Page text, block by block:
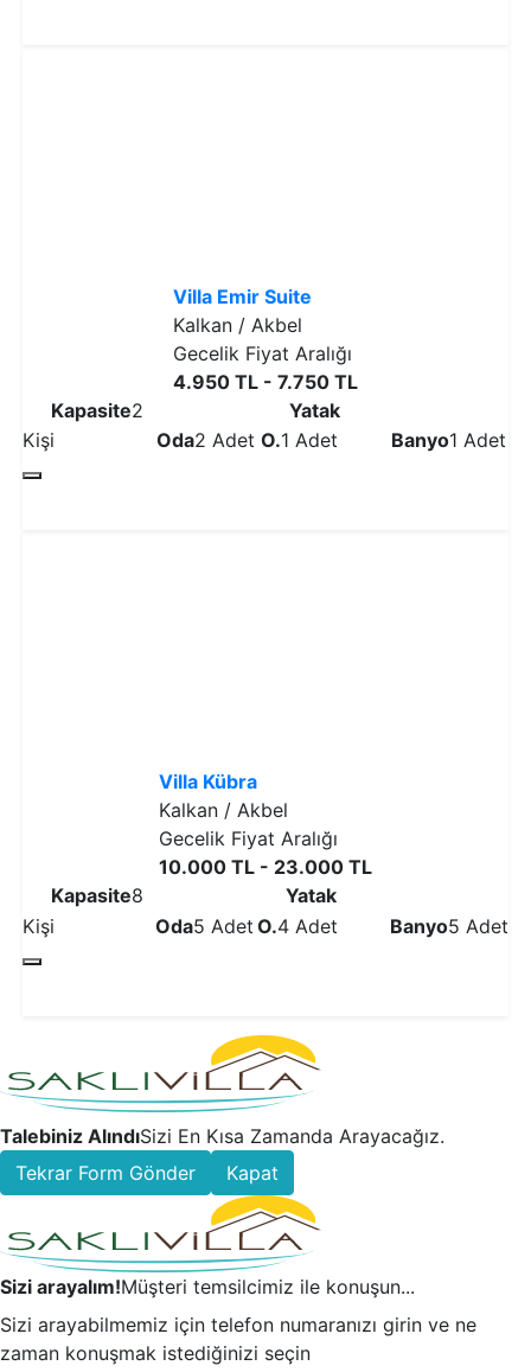
Villa Emir Suite
Kalkan / Akbel
Gecelik Fiyat Aralığı
4.950 TL - 7.750 TL
Kapasite2
Kişi
Oda2 Adet
Yatak
O.1 Adet Banyo1 Adet
Villa Kübra
Kalkan / Akbel
Gecelik Fiyat Aralığı
10.000 TL - 23.000 TL
Kapasite8
Kişi
Oda5 Adet
Yatak
O.4 Adet Banyo5 Adet
Talebiniz AlındıSizi En Kısa Zamanda Arayacağız.
Tekrar Form Gönder
Kapat
Sizi arayalım!Müşteri temsilcimiz ile konuşun...
Sizi arayabilmemiz için telefon numaranızı girin ve ne
zaman konuşmak istediğinizi seçin